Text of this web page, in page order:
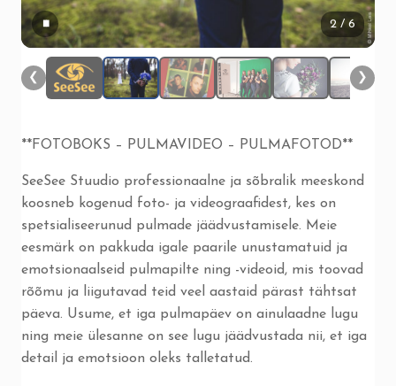
2 / 6
▮▮
❮ ❯
**FOTOBOKS – PULMAVIDEO – PULMAFOTOD**
SeeSee Stuudio professionaalne ja sõbralik meeskond
koosneb kogenud foto- ja videograafidest, kes on
spetsialiseerunud pulmade jäädvustamisele. Meie
eesmärk on pakkuda igale paarile unustamatuid ja
emotsionaalseid pulmapilte ning -videoid, mis toovad
rõõmu ja liigutavad teid veel aastaid pärast tähtsat
päeva. Usume, et iga pulmapäev on ainulaadne lugu
ning meie ülesanne on see lugu jäädvustada nii, et iga
detail ja emotsioon oleks talletatud.